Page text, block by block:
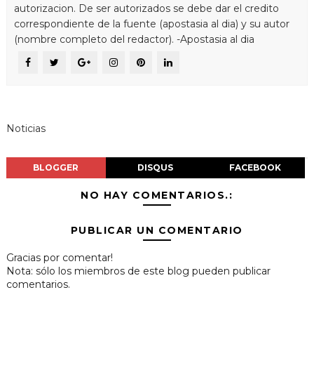
autorizacion. De ser autorizados se debe dar el credito
correspondiente de la fuente (apostasia al dia) y su autor
(nombre completo del redactor). -Apostasia al dia
Noticias
BLOGGER DISQUS FACEBOOK
NO HAY COMENTARIOS.:
PUBLICAR UN COMENTARIO
Gracias por comentar!
Nota: sólo los miembros de este blog pueden publicar
comentarios.